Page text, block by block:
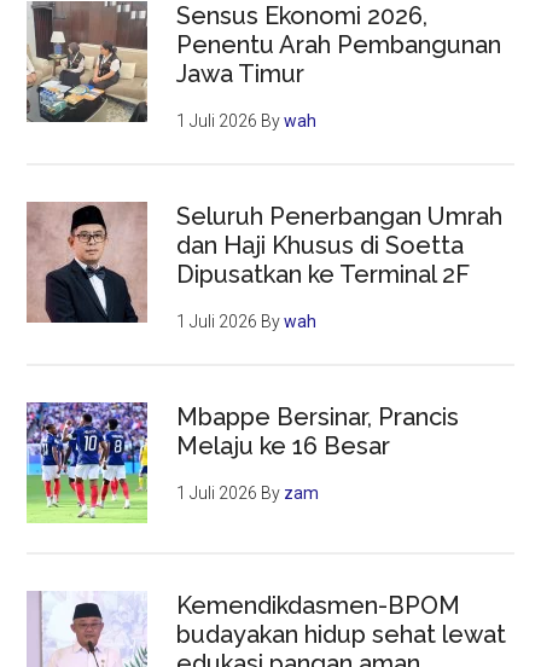
Sensus Ekonomi 2026,
Penentu Arah Pembangunan
Jawa Timur
1 Juli 2026 Bywah
Seluruh Penerbangan Umrah
dan Haji Khusus di Soetta
Dipusatkan ke Terminal 2F
1 Juli 2026 Bywah
Mbappe Bersinar, Prancis
Melaju ke 16 Besar
1 Juli 2026 By zam
Kemendikdasmen-BPOM
budayakan hidup sehat lewat